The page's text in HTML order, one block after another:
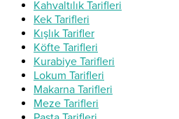
Kahvaltılık Tarifleri
Kek Tarifleri
Kışlık Tarifler
Köfte Tarifleri
Kurabiye Tarifleri
Lokum Tarifleri
Makarna Tarifleri
Meze Tarifleri